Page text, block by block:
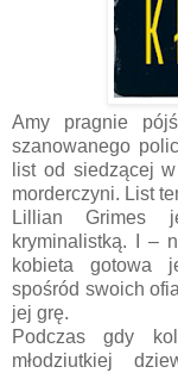
Amy pragnie
szanowanego
list od siedzącej
morderczyni. List
Lillian Grimes
kryminalistką. I –
kobieta gotowa
spośród swoich
jej grę.
Podczas gdy
młodziutkiej